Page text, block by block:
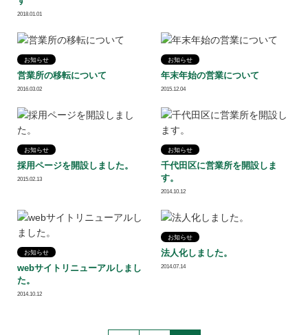
2018.01.01
お知らせ
営業所の移転について
2016.03.02
お知らせ
年末年始の営業について
2015.12.04
お知らせ
採用ページを開設しました。
2015.02.13
お知らせ
千代田区に営業所を開設しま
す。
2014.10.12
お知らせ
webサイトリニューアルしまし
た。
2014.10.12
お知らせ
法人化しました。
2014.07.14